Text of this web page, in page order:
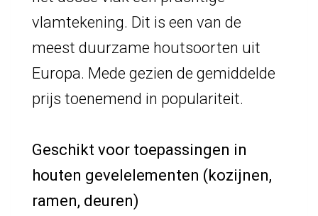
vlamtekening. Dit is een van de
meest duurzame houtsoorten uit
Europa. Mede gezien de gemiddelde
prijs toenemend in populariteit.
Geschikt voor toepassingen in
houten gevelelementen (kozijnen,
ramen, deuren)